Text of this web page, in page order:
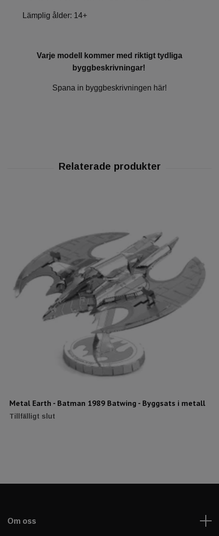
Lämplig ålder: 14+
Varje modell kommer med riktigt tydliga
byggbeskrivningar!
Spana in byggbeskrivningen här!
Metal Earth - Batman 1989 Batwing - Byggsats i metall
Tillfälligt slut
Om oss